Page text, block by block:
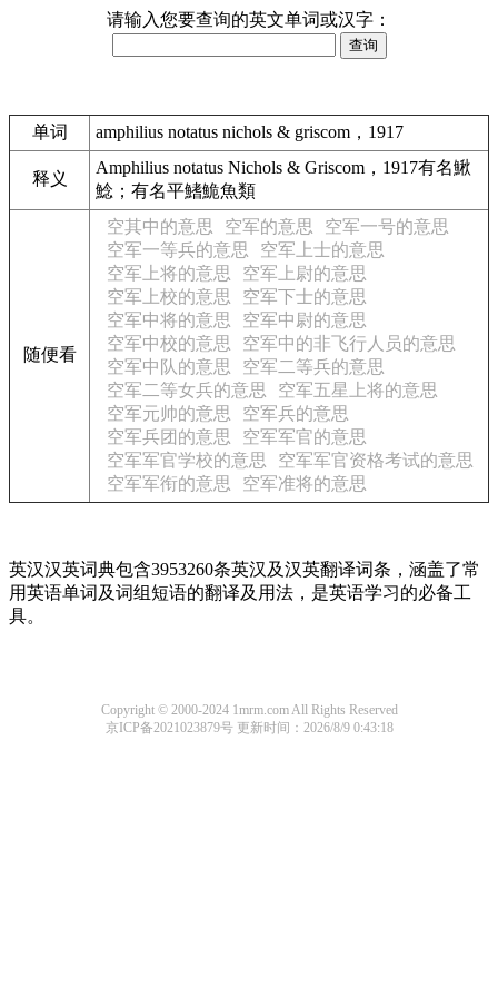
请输入您要查询的英文单词或汉字：
单词 amphilius notatus nichols & griscom，1917
释义
Amphilius notatus Nichols & Griscom，1917有名鰍
鯰；有名平鰭鮠魚類
随便看
空其中的意思 空军的意思
空军一号的意思
空军一等兵的意思
空军上士的意思
空军上将的意思
空军上尉的意思
空军上校的意思
空军下士的意思
空军中将的意思
空军中尉的意思
空军中校的意思
空军中的非飞行人员的意思
空军中队的意思
空军二等兵的意思
空军二等女兵的意思
空军五星上将的意思
空军元帅的意思
空军兵的意思
空军兵团的意思
空军军官的意思
空军军官学校的意思
空军军官资格考试的意思
空军军衔的意思
空军准将的意思
英汉汉英词典包含3953260条英汉及汉英翻译词条，涵盖了常
用英语单词及词组短语的翻译及用法，是英语学习的必备工
具。
Copyright © 2000-2024 1mrm.com All Rights Reserved
京ICP备2021023879号 更新时间：2026/8/9 0:43:18